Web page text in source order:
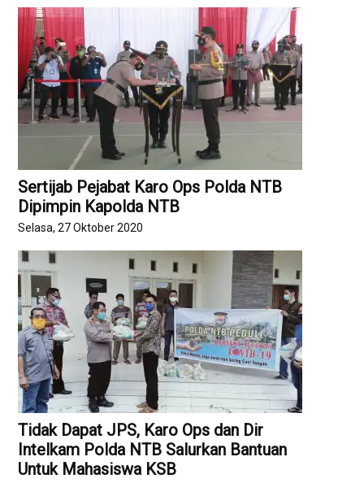
Sertijab Pejabat Karo Ops Polda NTB
Dipimpin Kapolda NTB
Selasa, 27 Oktober 2020
Tidak Dapat JPS, Karo Ops dan Dir
Intelkam Polda NTB Salurkan Bantuan
Untuk Mahasiswa KSB